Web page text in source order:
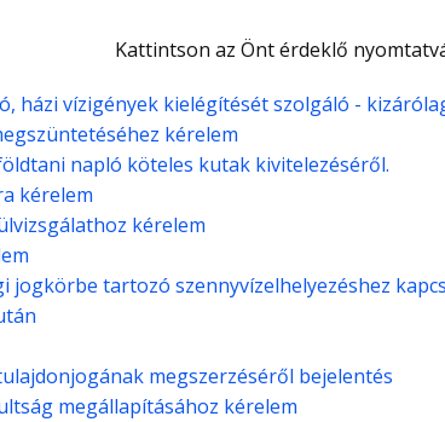
Kattintson az Önt érdeklő
házi vízigények kielégítését szolgáló -
kérelem
napló köteles kutak kivitelezéséről.
kérelem
kérelem
jogkörbe tartozó szennyvízelhelyezéshez
megszerzéséről bejelentés
megállapításához kérelem